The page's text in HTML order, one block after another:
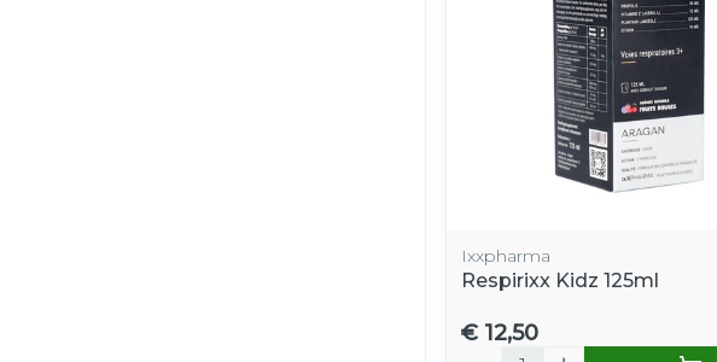
Ixxpharma
Respirixx Kidz 125ml
€ 12,50
Aantal